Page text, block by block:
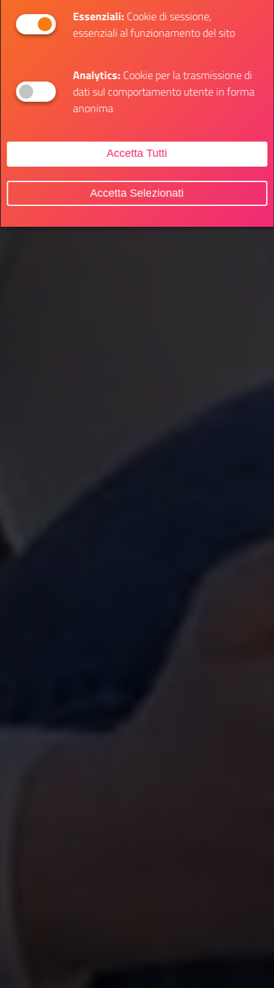
Essenziali:Cookie di sessione,
essenziali al funzionamento del sito
Analytics:Cookie per la trasmissione di
dati sul comportamento utente in forma
anonima
Accetta Tutti
Accetta Selezionati